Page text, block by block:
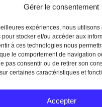
Gérer le consentement
expériences, nous
stocker et/ou accéder aux
à ces technologies nous
le comportement de navigation
pas consentir ou de retirer son
certaines caractéristiques et
Accepter
Arras
rue de l’Université
Paris
contacter